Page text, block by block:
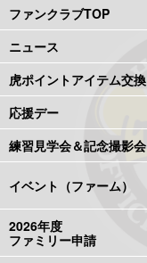
ファンクラブTOP
ニュース
虎ポイントアイテム交換
応援デー
練習見学会＆記念撮影会
イベント（ファーム）
2026年度
ファミリー申請